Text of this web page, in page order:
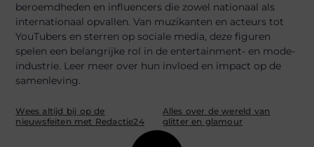
beroemdheden en influencers die zowel nationaal als
internationaal opvallen. Van muzikanten en acteurs tot
YouTubers en sterren op sociale media, deze figuren
spelen een belangrijke rol in de entertainment- en mode-
industrie. Leer meer over hun invloed en impact op de
samenleving.
Wees altijd bij op de
nieuwsfeiten met Redactie24
Alles over de wereld van
glitter en glamour